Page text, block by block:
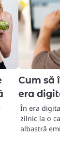
Cum să
era
În era
zilnic la o
albastră